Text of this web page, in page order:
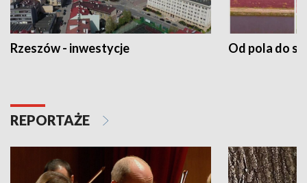
Rzeszów - inwestycje Od pola do
REPORTAŻE